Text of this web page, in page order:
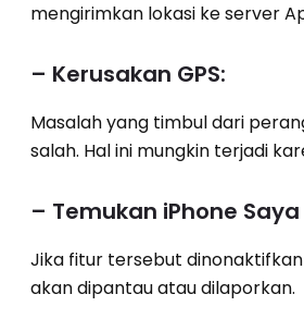
mengirimkan lokasi ke server
– Kerusakan GPS:
Masalah yang timbul dari
salah. Hal ini mungkin terjadi
– Temukan iPhone
Jika fitur tersebut
akan dipantau atau dilaporkan.